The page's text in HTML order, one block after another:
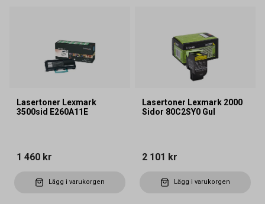
Lasertoner Lexmark
3500sid E260A11E
1 460 kr
Lägg i varukorgen
Lasertoner Lexmark 2000
Sidor 80C2SY0 Gul
2 101 kr
Lägg i varukorgen